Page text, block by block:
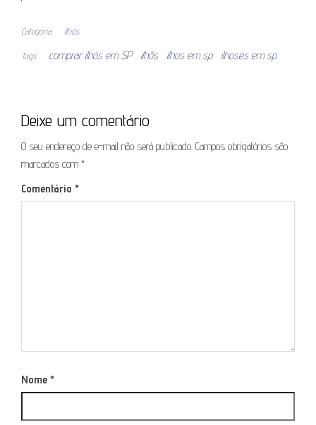
Categoria ilhós
Tags comprar ilhós em SP ilhõs ilhos em sp ilhoses em sp
Deixe um comentário
O seu endereço de e-mail não será publicado. Campos obrigatórios são
marcados com *
Comentário *
Nome *